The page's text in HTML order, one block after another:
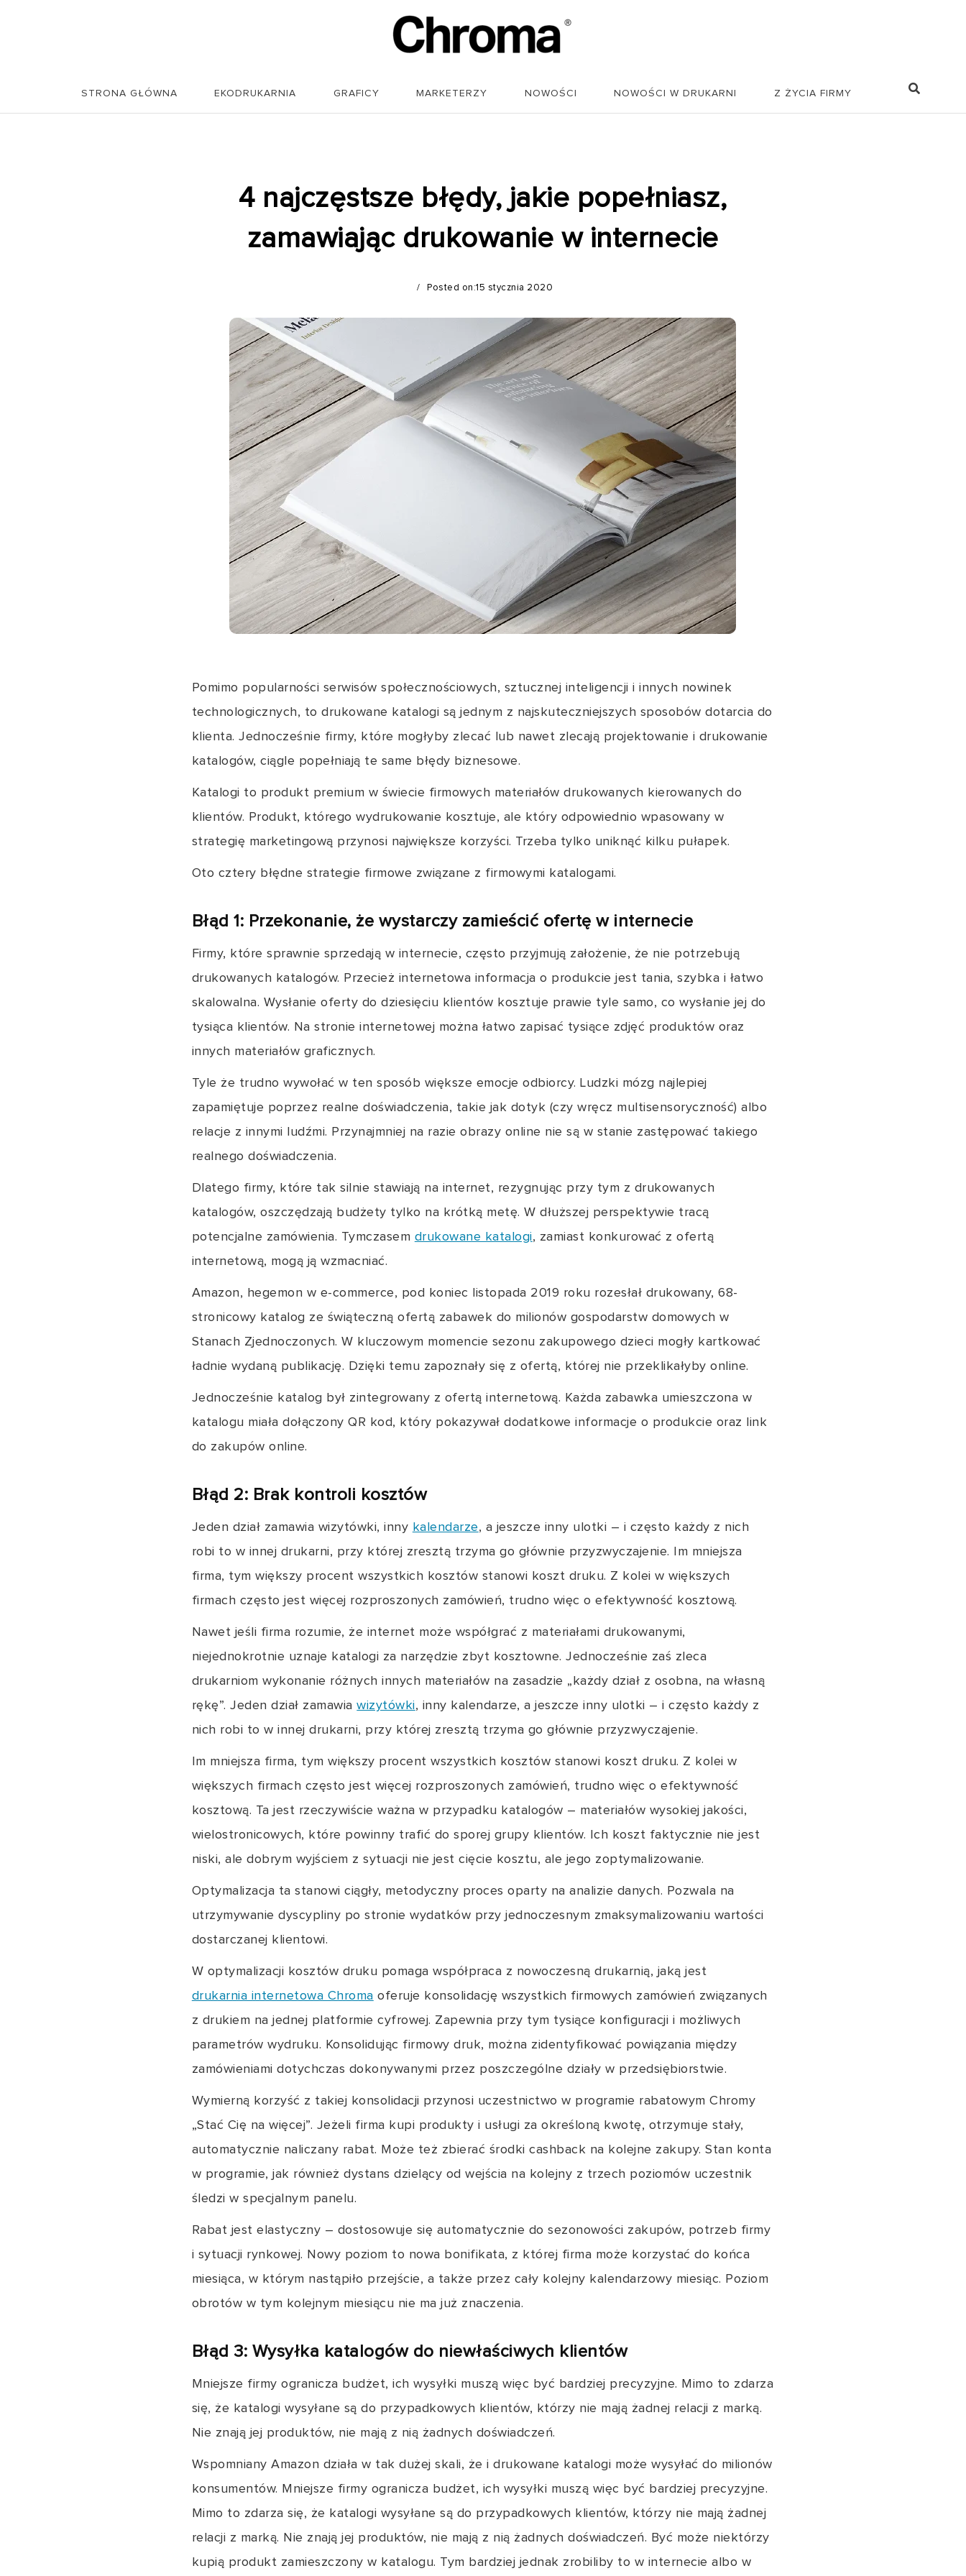
STRONA GŁÓWNA EKODRUKARNIA GRAFICY MARKETERZY NOWOŚCI NOWOŚCI W DRUKARNI Z ŻYCIA FIRMY
4 najczęstsze błędy, jakie popełniasz,
zamawiając drukowanie w internecie
Posted on:15 stycznia 2020
Pomimo popularności serwisów społecznościowych, sztucznej inteligencji i innych nowinek
technologicznych, to drukowane katalogi są jednym z najskuteczniejszych sposobów dotarcia do
klienta. Jednocześnie firmy, które mogłyby zlecać lub nawet zlecają projektowanie i drukowanie
katalogów, ciągle popełniają te same błędy biznesowe.
Katalogi to produkt premium w świecie firmowych materiałów drukowanych kierowanych do
klientów. Produkt, którego wydrukowanie kosztuje, ale który odpowiednio wpasowany w
strategię marketingową przynosi największe korzyści. Trzeba tylko uniknąć kilku pułapek.
Oto cztery błędne strategie firmowe związane z firmowymi katalogami.
Błąd 1: Przekonanie, że wystarczy zamieścić ofertę w internecie
Firmy, które sprawnie sprzedają w internecie, często przyjmują założenie, że nie potrzebują
drukowanych katalogów. Przecież internetowa informacja o produkcie jest tania, szybka i łatwo
skalowalna. Wysłanie oferty do dziesięciu klientów kosztuje prawie tyle samo, co wysłanie jej do
tysiąca klientów. Na stronie internetowej można łatwo zapisać tysiące zdjęć produktów oraz
innych materiałów graficznych.
Tyle że trudno wywołać w ten sposób większe emocje odbiorcy. Ludzki mózg najlepiej
zapamiętuje poprzez realne doświadczenia, takie jak dotyk (czy wręcz multisensoryczność) albo
relacje z innymi ludźmi. Przynajmniej na razie obrazy online nie są w stanie zastępować takiego
realnego doświadczenia.
Dlatego firmy, które tak silnie stawiają na internet, rezygnując przy tym z drukowanych
katalogów, oszczędzają budżety tylko na krótką metę. W dłuższej perspektywie tracą
potencjalne zamówienia. Tymczasem drukowane katalogi, zamiast konkurować z ofertą
internetową, mogą ją wzmacniać.
Amazon, hegemon w e-commerce, pod koniec listopada 2019 roku rozesłał drukowany, 68-
stronicowy katalog ze świąteczną ofertą zabawek do milionów gospodarstw domowych w
Stanach Zjednoczonych. W kluczowym momencie sezonu zakupowego dzieci mogły kartkować
ładnie wydaną publikację. Dzięki temu zapoznały się z ofertą, której nie przeklikałyby online.
Jednocześnie katalog był zintegrowany z ofertą internetową. Każda zabawka umieszczona w
katalogu miała dołączony QR kod, który pokazywał dodatkowe informacje o produkcie oraz link
do zakupów online.
Błąd 2: Brak kontroli kosztów
Jeden dział zamawia wizytówki, inny kalendarze, a jeszcze inny ulotki – i często każdy z nich
robi to w innej drukarni, przy której zresztą trzyma go głównie przyzwyczajenie. Im mniejsza
firma, tym większy procent wszystkich kosztów stanowi koszt druku. Z kolei w większych
firmach często jest więcej rozproszonych zamówień, trudno więc o efektywność kosztową.
Nawet jeśli firma rozumie, że internet może współgrać z materiałami drukowanymi,
niejednokrotnie uznaje katalogi za narzędzie zbyt kosztowne. Jednocześnie zaś zleca
drukarniom wykonanie różnych innych materiałów na zasadzie „każdy dział z osobna, na własną
rękę”. Jeden dział zamawiawizytówki, inny kalendarze, a jeszcze inny ulotki – i często każdy z
nich robi to w innej drukarni, przy której zresztą trzyma go głównie przyzwyczajenie.
Im mniejsza firma, tym większy procent wszystkich kosztów stanowi koszt druku. Z kolei w
większych firmach często jest więcej rozproszonych zamówień, trudno więc o efektywność
kosztową. Ta jest rzeczywiście ważna w przypadku katalogów – materiałów wysokiej jakości,
wielostronicowych, które powinny trafić do sporej grupy klientów. Ich koszt faktycznie nie jest
niski, ale dobrym wyjściem z sytuacji nie jest cięcie kosztu, ale jego zoptymalizowanie.
Optymalizacja ta stanowi ciągły, metodyczny proces oparty na analizie danych. Pozwala na
utrzymywanie dyscypliny po stronie wydatków przy jednoczesnym zmaksymalizowaniu wartości
dostarczanej klientowi.
W optymalizacji kosztów druku pomaga współpraca z nowoczesną drukarnią, jaką jest
drukarnia internetowa Chroma oferuje konsolidację wszystkich firmowych zamówień związanych
z drukiem na jednej platformie cyfrowej. Zapewnia przy tym tysiące konfiguracji i możliwych
parametrów wydruku. Konsolidując firmowy druk, można zidentyfikować powiązania między
zamówieniami dotychczas dokonywanymi przez poszczególne działy w przedsiębiorstwie.
Wymierną korzyść z takiej konsolidacji przynosi uczestnictwo w programie rabatowym Chromy
„Stać Cię na więcej”. Jeżeli firma kupi produkty i usługi za określoną kwotę, otrzymuje stały,
automatycznie naliczany rabat. Może też zbierać środki cashback na kolejne zakupy. Stan konta
w programie, jak również dystans dzielący od wejścia na kolejny z trzech poziomów uczestnik
śledzi w specjalnym panelu.
Rabat jest elastyczny – dostosowuje się automatycznie do sezonowości zakupów, potrzeb firmy
i sytuacji rynkowej. Nowy poziom to nowa bonifikata, z której firma może korzystać do końca
miesiąca, w którym nastąpiło przejście, a także przez cały kolejny kalendarzowy miesiąc. Poziom
obrotów w tym kolejnym miesiącu nie ma już znaczenia.
Błąd 3: Wysyłka katalogów do niewłaściwych klientów
Mniejsze firmy ogranicza budżet, ich wysyłki muszą więc być bardziej precyzyjne. Mimo to zdarza
się, że katalogi wysyłane są do przypadkowych klientów, którzy nie mają żadnej relacji z marką.
Nie znają jej produktów, nie mają z nią żadnych doświadczeń.
Wspomniany Amazon działa w tak dużej skali, że i drukowane katalogi może wysyłać do milionów
konsumentów. Mniejsze firmy ogranicza budżet, ich wysyłki muszą więc być bardziej precyzyjne.
Mimo to zdarza się, że katalogi wysyłane są do przypadkowych klientów, którzy nie mają żadnej
relacji z marką. Nie znają jej produktów, nie mają z nią żadnych doświadczeń. Być może niektórzy
kupią produkt zamieszczony w katalogu. Tym bardziej jednak zrobiliby to w internecie albo w